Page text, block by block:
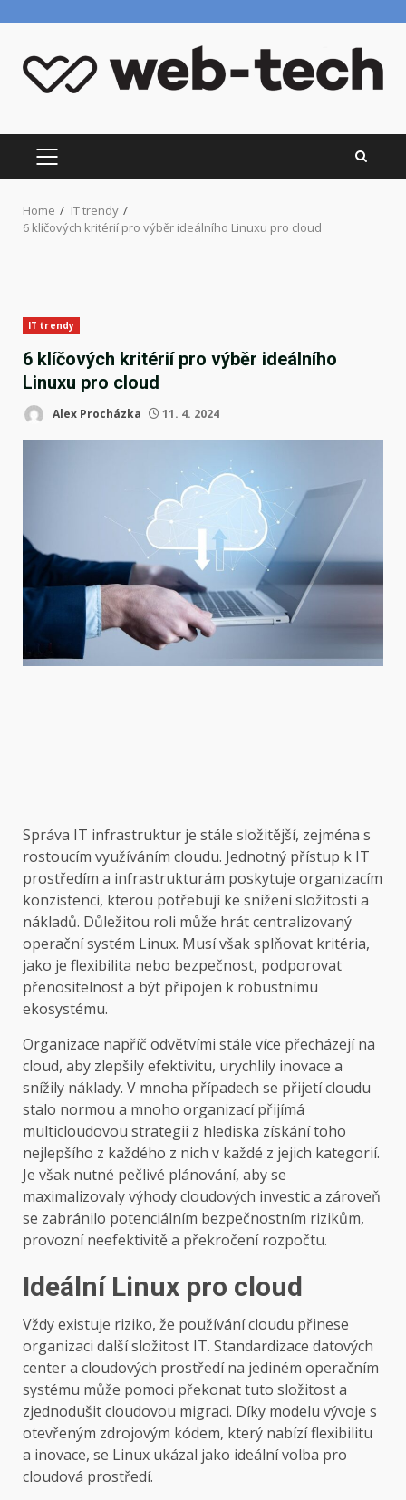
content
PRIMARY
MENU
Home
IT trendy
6 klíčových kritérií pro výběr ideálního Linuxu pro cloud
IT trendy
6 klíčových kritérií pro výběr ideálního
Linuxu pro cloud
Alex Procházka 11. 4. 2024
Správa IT infrastruktur je stále složitější, zejména s
rostoucím využíváním cloudu. Jednotný přístup k IT
prostředím a infrastrukturám poskytuje organizacím
konzistenci, kterou potřebují ke snížení složitosti a
nákladů. Důležitou roli může hrát centralizovaný
operační systém Linux. Musí však splňovat kritéria,
jako je flexibilita nebo bezpečnost, podporovat
přenositelnost a být připojen k robustnímu
ekosystému.
Organizace napříč odvětvími stále více přecházejí na
cloud, aby zlepšily efektivitu, urychlily inovace a
snížily náklady. V mnoha případech se přijetí cloudu
stalo normou a mnoho organizací přijímá
multicloudovou strategii z hlediska získání toho
nejlepšího z každého z nich v každé z jejich kategorií.
Je však nutné pečlivé plánování, aby se
maximalizovaly výhody cloudových investic a zároveň
se zabránilo potenciálním bezpečnostním rizikům,
provozní neefektivitě a překročení rozpočtu.
Ideální Linux pro cloud
Vždy existuje riziko, že používání cloudu přinese
organizaci další složitost IT. Standardizace datových
center a cloudových prostředí na jediném operačním
systému může pomoci překonat tuto složitost a
zjednodušit cloudovou migraci. Díky modelu vývoje s
otevřeným zdrojovým kódem, který nabízí flexibilitu
a inovace, se Linux ukázal jako ideální volba pro
cloudová prostředí.